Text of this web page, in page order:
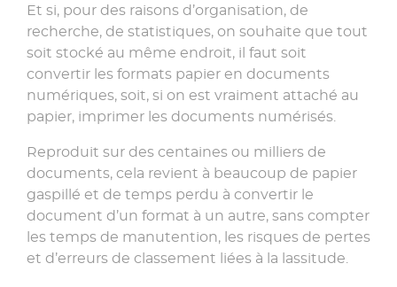
Et si, pour des raisons d’organisation, de
recherche, de statistiques, on souhaite que tout
soit stocké au même endroit, il faut soit
convertir les formats papier en documents
numériques, soit, si on est vraiment attaché au
papier, imprimer les documents numérisés.
Reproduit sur des centaines ou milliers de
documents, cela revient à beaucoup de papier
gaspillé et de temps perdu à convertir le
document d’un format à un autre, sans compter
les temps de manutention, les risques de pertes
et d’erreurs de classement liées à la lassitude.